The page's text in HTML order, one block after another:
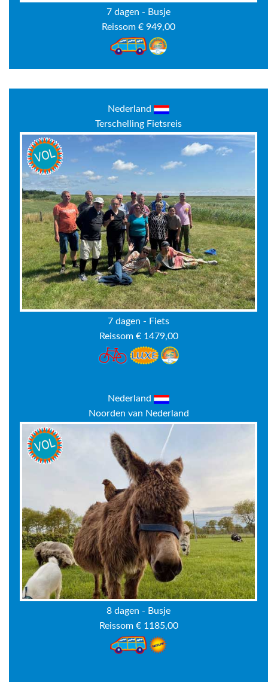
7 dagen - Busje
Reissom € 949,00
Nederland
Terschelling Fietsreis
7 dagen - Fiets
Reissom € 1479,00
Nederland
Noorden van Nederland
8 dagen - Busje
Reissom € 1185,00